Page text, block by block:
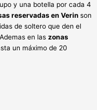
y una botella por cada 4
reservadas en Verin son
de soltero que den el
en las zonas
un máximo de 20